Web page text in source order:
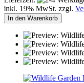
inkl. 19% MwSt. zzgl.
In den Warenkorb